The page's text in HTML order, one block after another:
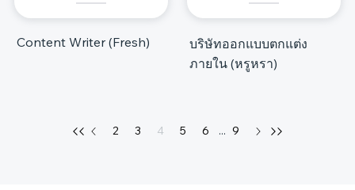
Content Writer (Fresh)
บริษัทออกแบบตกแต่ง
ภายใน (หรูหรา)
2 3 4 5 6 ... 9